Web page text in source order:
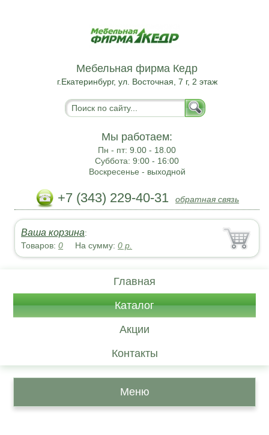
Мебельная фирма Кедр
г.Екатеринбург, ул. Восточная, 7 г, 2 этаж
Мы работаем:
Пн - пт:9.00 - 18.00
Суббота:9:00 - 16:00
Воскресенье - выходной
+7 (343) 229-40-31 обратная связь
Ваша корзина:
Товаров:0 На сумму:0 р.
Главная
Каталог
Акции
Контакты
Меню